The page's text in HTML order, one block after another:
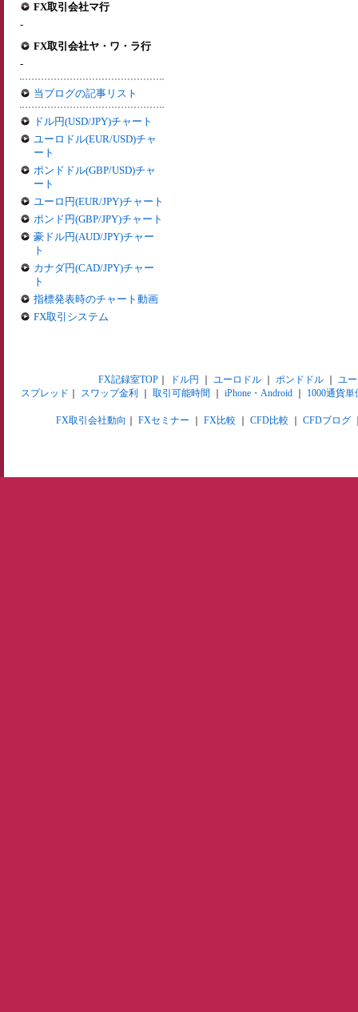
FX取引会社マ行
-
FX取引会社ヤ・ワ・ラ行
-
当ブログの記事リスト
ドル円(USD/JPY)チャート
ユーロドル(EUR/USD)チャ
ート
ポンドドル(GBP/USD)チャ
ート
ユーロ円(EUR/JPY)チャート
ポンド円(GBP/JPY)チャート
豪ドル円(AUD/JPY)チャー
ト
カナダ円(CAD/JPY)チャー
ト
指標発表時のチャート動画
FX取引システム
FX記録室TOP｜ ドル円 ユーロドル｜ ポンドドル｜ ユ
スプレッド
スワップ金利 取引可能時間 iPhone・Android 1000通貨単
FX取引会社動向 FXセミナー FX比較 CFD比較 CFDブログ